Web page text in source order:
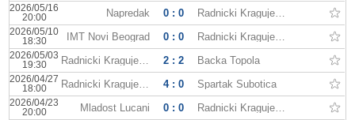
2026/05/16
20:00
Napredak 0 : 0 Radnicki Kragujevac
2026/05/10
18:30
IMT Novi Beograd 0 : 0 Radnicki Kragujevac
2026/05/03
19:30
Radnicki Kragujevac 2 : 2 Backa Topola
2026/04/27
18:00
Radnicki Kragujevac 4 : 0 Spartak Subotica
2026/04/23
20:00
Mladost Lucani 0 : 0 Radnicki Kragujevac